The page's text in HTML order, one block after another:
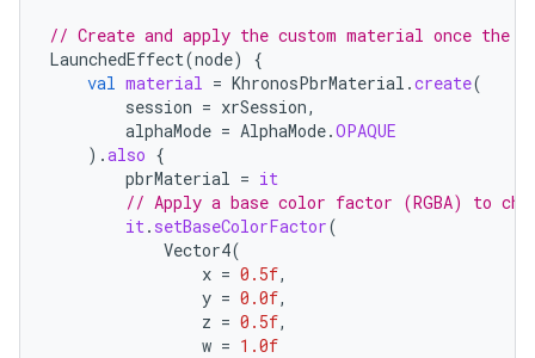
// Create and apply the custom material once
LaunchedEffect(node)
{
val material = KhronosPbrMaterial .create(
session = xrSession,
alphaMode = AlphaMode.OPAQUE
).also {
pbrMaterial = it
// Apply a base color factor (RGBA) to
it. setBaseColorFactor(
Vector4(
x = 0.5f,
y = 0.0f,
z = 0.5f,
w = 1.0f